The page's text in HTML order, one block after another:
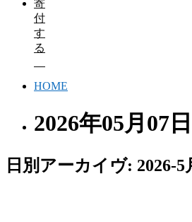
寄
付
す
る
HOME
2026年05月07
日別アーカイヴ: 2026-5